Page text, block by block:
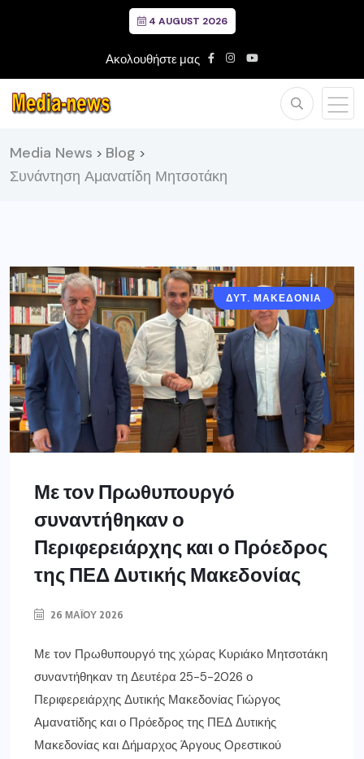
4 AUGUST 2026
Ακολουθήστε μας
Media News > Blog >
Συνάντηση Αμανατίδη Μητσοτάκη
ΔΥΤ. ΜΑΚΕΔΟΝΙΑ
Με τον Πρωθυπουργό
συναντήθηκαν ο
Περιφερειάρχης και ο Πρόεδρος
της ΠΕΔ Δυτικής Μακεδονίας
26 ΜΑΪ́ΟΥ 2026
Με τον Πρωθυπουργό της χώρας Κυριάκο Μητσοτάκη
συναντήθηκαν τη Δευτέρα 25-5-2026 ο
Περιφερειάρχης Δυτικής Μακεδονίας Γιώργος
Αμανατίδης και ο Πρόεδρος της ΠΕΔ Δυτικής
Μακεδονίας και Δήμαρχος Άργους Ορεστικού